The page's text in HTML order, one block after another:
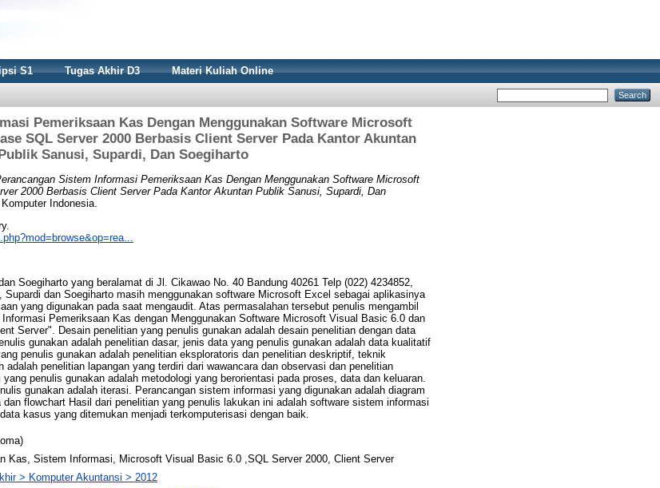
S1 Tugas Akhir D3 Materi Kuliah Online
Pemeriksaan Kas Dengan Menggunakan Software Microsoft
SQL Server 2000 Berbasis Client Server Pada Kantor Akuntan
Sanusi, Supardi, Dan Soegiharto
Sistem Informasi Pemeriksaan Kas Dengan Menggunakan Software Microsoft
2000 Berbasis Client Server Pada Kantor Akuntan Publik Sanusi, Supardi, Dan
Indonesia.
Soegiharto yang beralamat di Jl. Cikawao No. 40 Bandung 40261 Telp (022) 4234852,
dan Soegiharto masih menggunakan software Microsoft Excel sebagai aplikasinya
yang digunakan pada saat mengaudit. Atas permasalahan tersebut penulis mengambil
Pemeriksaan Kas dengan Menggunakan Software Microsoft Visual Basic 6.0 dan
Server". Desain penelitian yang penulis gunakan adalah desain penelitian dengan data
gunakan adalah penelitian dasar, jenis data yang penulis gunakan adalah data kualitatif
penulis gunakan adalah penelitian eksploratoris dan penelitian deskriptif, teknik
adalah penelitian lapangan yang terdiri dari wawancara dan observasi dan penelitian
penulis gunakan adalah metodologi yang berorientasi pada proses, data dan keluaran.
gunakan adalah iterasi. Perancangan sistem informasi yang digunakan adalah diagram
flowchart Hasil dari penelitian yang penulis lakukan ini adalah software sistem informasi
kasus yang ditemukan menjadi terkomputerisasi dengan baik.
Kas, Sistem Informasi, Microsoft Visual Basic 6.0 ,SQL Server 2000, Client Server
> Komputer Akuntansi > 2012